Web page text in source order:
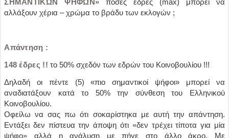
ΣΗΜΑΝΤΙΚΩΝ ΨΗΦΩΝ» πόσες έδρες (max) μπορεί να
αλλάξουν χέρια – χρώμα το βράδυ των εκλογών ;
Απάντηση :
148 έδρες !! το 50% σχεδόν των εδρών του Κοινοβουλίου !!!
Δηλαδή οι πέντε (5) «πιο σημαντικοί ψήφοι» μπορεί να
αναδιατάξουν κατά το 50% την σύνθεση του Ελληνικού
Κοινοβουλίου.
Οφείλω να σας πω ότι σοκαρίστηκα με αυτή την απάντηση.
Εντάξει δεν πίστευα την άποψη ότι «δεν τρέχει τίποτα για μία
ψήφο» αλλά η ανάλυση με πήγε στο άλλο άκρο. Με